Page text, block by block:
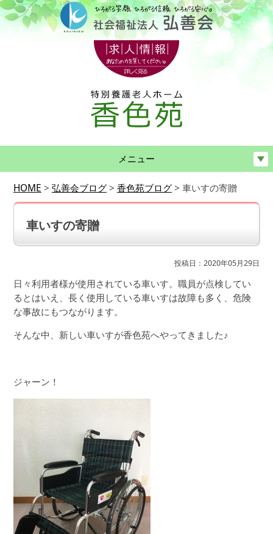
メニュー
HOME > 弘善会ブログ> 香色苑ブログ> 車いすの寄贈
車いすの寄贈
投稿日：2020年05月29日
日々利用者様が使用されている車いす。職員が点検してい
るとはいえ、長く使用している車いすは故障も多く、危険
な事故にもつながります。
そんな中、新しい車いすが香色苑へやってきました♪
ジャーン！